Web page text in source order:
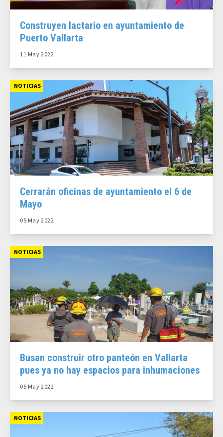
Construyen lactario en ayuntamiento de
Puerto Vallarta
11 May 2022
NOTICIAS
Cerrarán oficinas de ayuntamiento el 6 de
Mayo
05 May 2022
NOTICIAS
Busan construir otro panteón en Vallarta
pues ya no hay espacios para inhumaciones
05 May 2022
NOTICIAS